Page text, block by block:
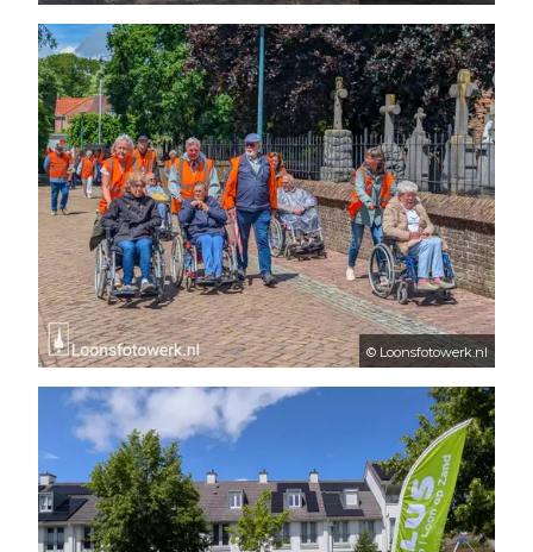
© Loonsfotowerk.nl